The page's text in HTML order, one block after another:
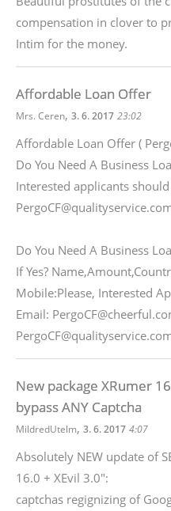
compensation in clover to
Intim for the money.
Affordable Loan Offer
Mrs. Ceren, 3. 6. 2017 23:02
Affordable Loan Offer (
Do You Need A Business
Interested applicants
Do You Need A Business
If Yes?
Mobile:Please, Interested
Email:
New package XRumer
bypass ANY Captcha
MildredUtelm, 3. 6. 2017 4:07
Absolutely NEW update of
16.0 + XEvil 3.0":
captchas regignizing of